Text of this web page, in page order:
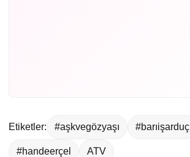
Etiketler: #aşkvegözyaşı #barıişarduç
#handeerçel ATV